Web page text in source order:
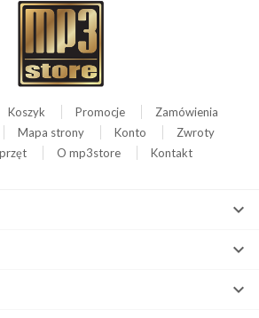
Koszyk Promocje
Zamówienia
Mapa strony Konto
Zwroty
O mp3store Kontakt


